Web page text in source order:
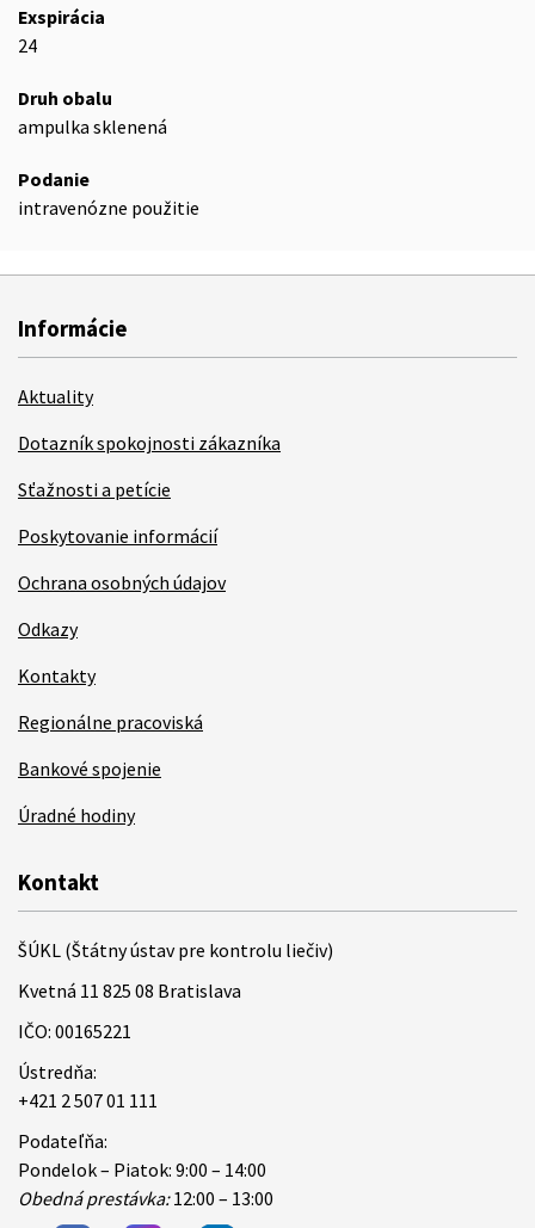
Exspirácia
24
Druh obalu
ampulka sklenená
Podanie
intravenózne použitie
Informácie
Aktuality
Dotazník spokojnosti zákazníka
Sťažnosti a petície
Poskytovanie informácií
Ochrana osobných údajov
Odkazy
Kontakty
Regionálne pracoviská
Bankové spojenie
Úradné hodiny
Kontakt
ŠÚKL (Štátny ústav pre kontrolu liečiv)
Kvetná 11 825 08 Bratislava
IČO: 00165221
Ústredňa:
+421 2 507 01 111
Podateľňa:
Pondelok – Piatok: 9:00 – 14:00
Obedná prestávka:12:00 – 13:00